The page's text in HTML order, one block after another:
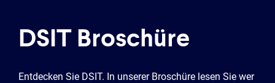
DSIT Broschüre
Entdecken Sie DSIT. In unserer Broschüre lesen Sie wer